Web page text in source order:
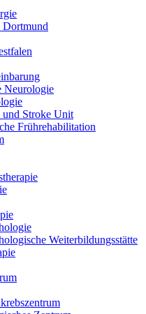
Neurologie
Stroke Unit
Frührehabilitation
Weiterbildungsstätte